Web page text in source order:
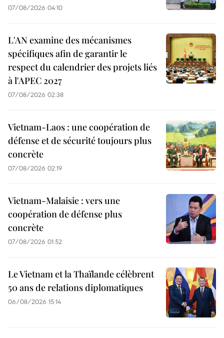
07/08/2026 04:10
L'AN examine des mécanismes
spécifiques afin de garantir le
respect du calendrier des projets liés
à l'APEC 2027
07/08/2026 02:38
Vietnam-Laos : une coopération de
défense et de sécurité toujours plus
concrète
07/08/2026 02:19
Vietnam-Malaisie : vers une
coopération de défense plus
concrète
07/08/2026 01:52
Le Vietnam et la Thaïlande célèbrent
50 ans de relations diplomatiques
06/08/2026 15:14